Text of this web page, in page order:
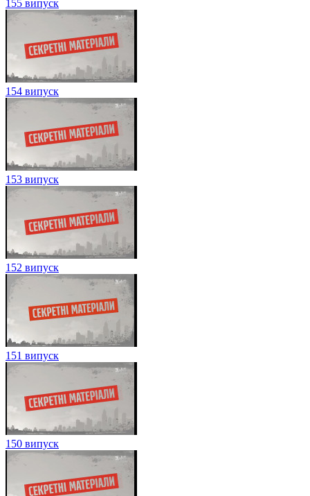
155 випуск
154 випуск
153 випуск
152 випуск
151 випуск
150 випуск